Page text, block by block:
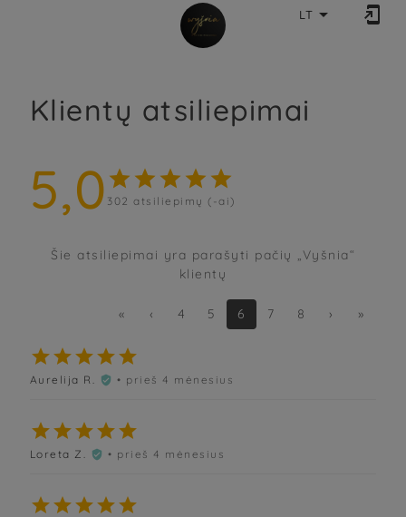
LT  
Klientų atsiliepimai
5,0     
302 atsiliepimų (-ai)
Šie atsiliepimai yra parašyti pačių „Vyšnia“
klientų
« ‹ 4 5 6 7 8 › »

Aurelija R.  • prieš 4 mėnesius

Loreta Z.  • prieš 4 mėnesius
